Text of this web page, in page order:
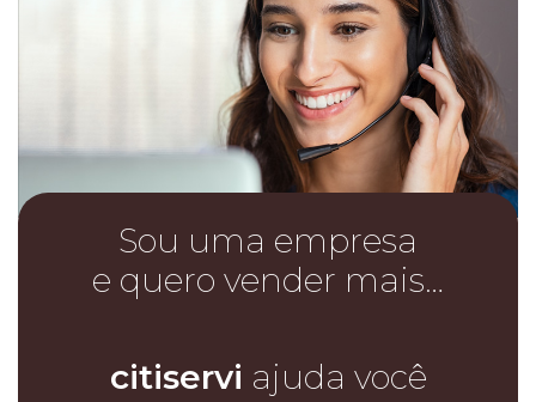
Sou uma empresa
e quero vender mais…
citiservi ajuda você